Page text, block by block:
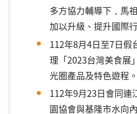
多方協力輔導下，馬
加以升級、提升國際
112年8月4日至7日假
理「2023台灣美食展
光圈產品及特色遊程。
112年9月23日會同連
園協會與基隆市水向